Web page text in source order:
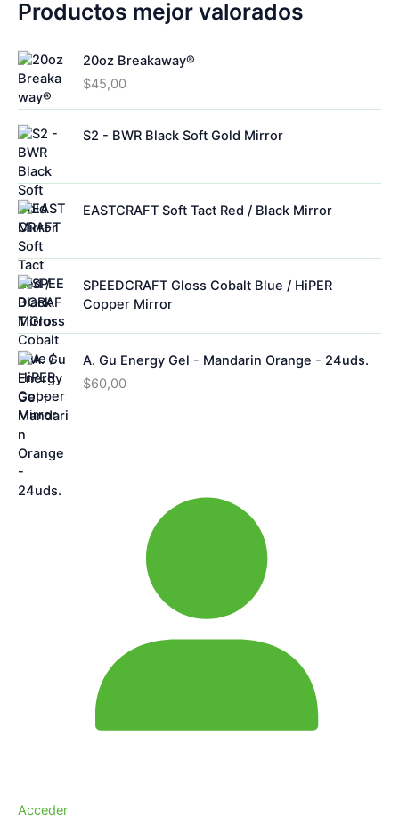
oProductos mejor valorados
20oz Breakaway®
$45,00
S2 - BWR Black Soft Gold Mirror
EASTCRAFT Soft Tact Red / Black Mirror
SPEEDCRAFT Gloss Cobalt Blue / HiPER
Copper Mirror
A. Gu Energy Gel - Mandarin Orange - 24uds.
$60,00
Acceder